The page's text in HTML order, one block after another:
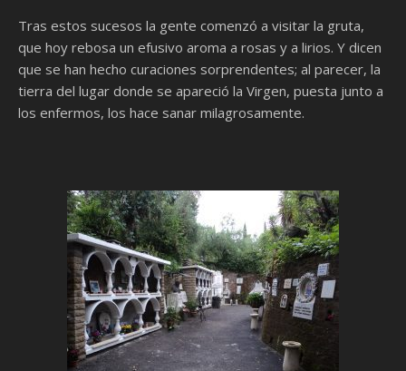
Tras estos sucesos la gente comenzó a visitar la gruta,
que hoy rebosa un efusivo aroma a rosas y a lirios. Y dicen
que se han hecho curaciones sorprendentes; al parecer, la
tierra del lugar donde se apareció la Virgen, puesta junto a
los enfermos, los hace sanar milagrosamente.